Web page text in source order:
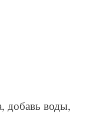
добавь воды,